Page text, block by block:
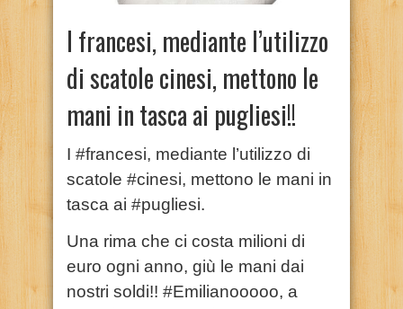
I francesi, mediante l’utilizzo
di scatole cinesi, mettono le
mani in tasca ai pugliesi!!
I #francesi, mediante l’utilizzo di
scatole #cinesi, mettono le mani in
tasca ai #pugliesi.
Una rima che ci costa milioni di
euro ogni anno, giù le mani dai
nostri soldi!! #Emilianooooo, a